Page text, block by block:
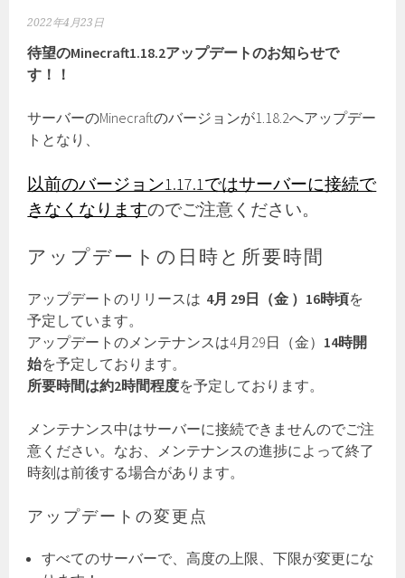
2022年4月23日
待望のMinecraft1.18.2アップデートのお知らせで
す！！
サーバーのMinecraftのバージョンが1.18.2へアップデー
トとなり、
以前のバージョン1.17.1ではサーバーに接続で
きなくなりますのでご注意ください。
アップデートの日時と所要時間
アップデートのリリースは 4月 29日（金 ）16時頃を
予定しています。
アップデートのメンテナンスは4月29日（金） 14時開
始を予定しております。
所要時間は約2時間程度を予定しております。
メンテナンス中はサーバーに接続できませんのでご注
意ください。なお、メンテナンスの進捗によって終了
時刻は前後する場合があります。
アップデートの変更点
すべてのサーバーで、高度の上限、下限が変更にな